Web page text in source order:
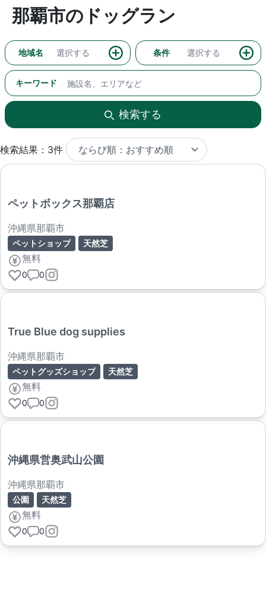
那覇市のドッグラン
地域名 選択する 条件 選択する
キーワード
検索する
検索結果：3件
ペットボックス那覇店
沖縄県那覇市
ペットショップ 天然芝
無料
0 0
True Blue dog supplies
沖縄県那覇市
ペットグッズショップ 天然芝
無料
0 0
沖縄県営奥武山公園
沖縄県那覇市
公園 天然芝
無料
0 0